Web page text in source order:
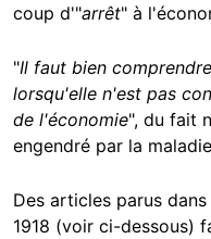
coup d'"arrêt" à
"Il faut bien
lorsqu'elle n'est pas
de l'économie", du fait
engendré par la
Des articles parus
1918 (voir ci-dessous)